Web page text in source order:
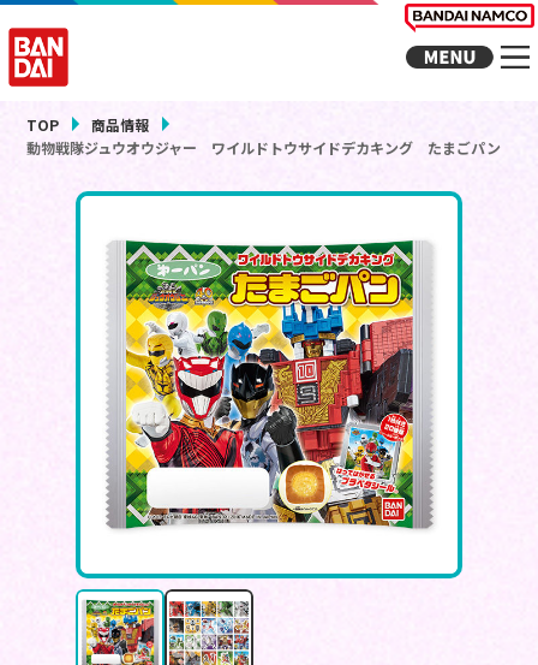
TOP
商品情報
動物戦隊ジュウオウジャー ワイルドトウサイドデカキング たまごパン